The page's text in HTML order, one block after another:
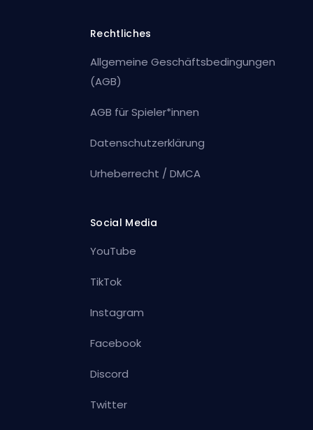
Rechtliches
Allgemeine Geschäftsbedingungen
(AGB)
AGB für Spieler*innen
Datenschutzerklärung
Urheberrecht / DMCA
Social Media
YouTube
TikTok
Instagram
Facebook
Discord
Twitter